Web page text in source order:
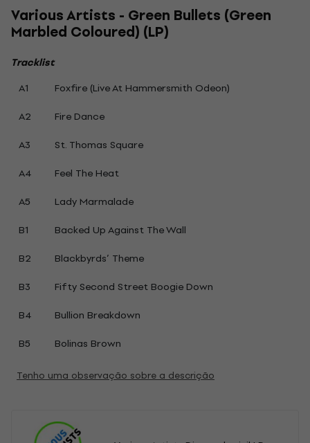
Various Artists - Green Bullets (Green
Marbled Coloured) (LP)
Tracklist
A1
Foxfire (Live At Hammersmith Odeon)
A2
Fire Dance
A3
St. Thomas Square
A4
Feel The Heat
A5
Lady Marmalade
B1
Backed Up Against The Wall
B2
Blackbyrds’ Theme
B3
Fifty Second Street Boogie Down
B4
Bullion Breakdown
B5
Bolinas Brown
Tenho uma observação sobre a descrição